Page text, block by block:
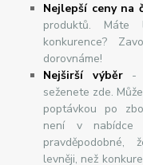
Nejlepší ceny na
produktů. Máte
konkurence?
dorovnáme!
Nejširšívýběr-
seženete zde.
poptávkou po
není v
levněji, než